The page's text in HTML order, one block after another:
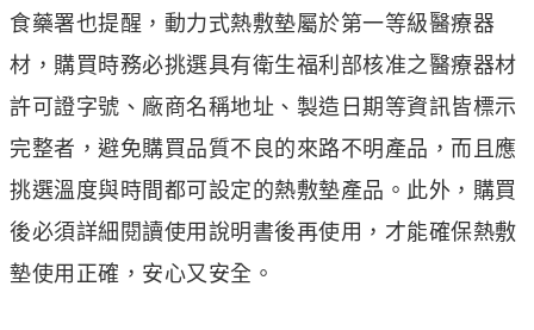
食藥署也提醒，動力式熱敷墊屬於第一等級醫療器
材，購買時務必挑選具有衛生福利部核准之醫療器材
許可證字號、廠商名稱地址、製造日期等資訊皆標示
完整者，避免購買品質不良的來路不明產品，而且應
挑選溫度與時間都可設定的熱敷墊產品。此外，購買
後必須詳細閱讀使用說明書後再使用，才能確保熱敷
墊使用正確，安心又安全。